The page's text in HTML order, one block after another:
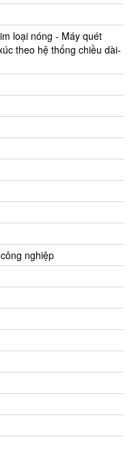
loại nóng - Máy quét
theo hệ thống chiều dài-
nghiệp